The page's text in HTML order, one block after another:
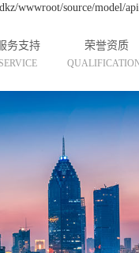
wwwroot/source/model/
务支持
SERVICE
荣誉资质